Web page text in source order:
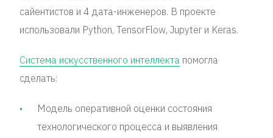
сайентистов и 4 дата-инженеров. В проекте
использовали Python, TensorFlow, Jupyter и Keras.
Система искусственного интеллекта помогла
сделать:
Модель оперативной оценки состояния
технологического процесса и выявления